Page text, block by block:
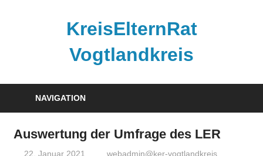
KreisElternRat
Vogtlandkreis
verankerte
Elternmitwirkung
NAVIGATION
Auswertung der Umfrage des LER
22. Januar 2021
webadmin@ker-vogtlandkreis